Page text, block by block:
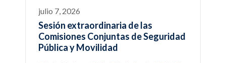
julio 7, 2026
Sesión extraordinaria de las
Comisiones Conjuntas de Seguridad
Pública y Movilidad